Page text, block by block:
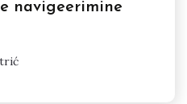
navigeerimine